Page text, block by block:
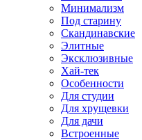
Минимализм
Под старину
Скандинавские
Элитные
Эксклюзивные
Хай-тек
Особенности
Для студии
Для хрущевки
Для дачи
Встроенные